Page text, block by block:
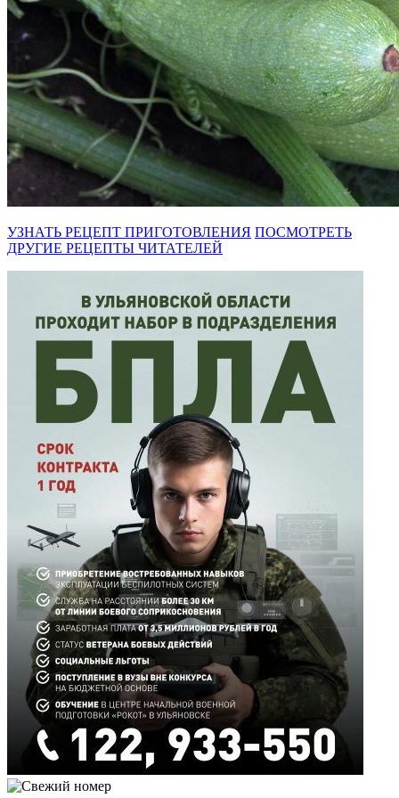
УЗНАТЬ РЕЦЕПТ ПРИГОТОВЛЕНИЯ ПОСМОТРЕТЬ
ДРУГИЕ РЕЦЕПТЫ ЧИТАТЕЛЕЙ